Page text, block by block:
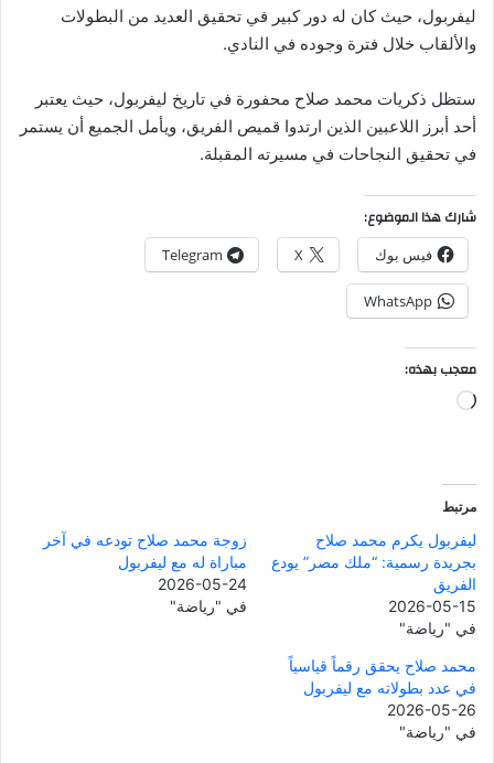
ليفربول، حيث كان له دور كبير في تحقيق العديد من البطولات
والألقاب خلال فترة وجوده في النادي.
ستظل ذكريات محمد صلاح محفورة في تاريخ ليفربول، حيث يعتبر
أحد أبرز اللاعبين الذين ارتدوا قميص الفريق، ويأمل الجميع أن يستمر
في تحقيق النجاحات في مسيرته المقبلة.
شارك هذا الموضوع:
فيس بوك X
Telegram
WhatsApp
معجب بهذه:
جاري
مرتبط
ليفربول يكرم محمد صلاح
بجريدة رسمية: “ملك مصر” يودع
الفريق
2026-05-15
في "رياضة"
زوجة محمد صلاح تودعه في آخر
مباراة له مع ليفربول
2026-05-24
في "رياضة"
محمد صلاح يحقق رقماً قياسياً
في عدد بطولاته مع ليفربول
2026-05-26
في "رياضة"